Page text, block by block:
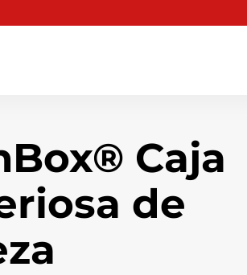
Caja
de